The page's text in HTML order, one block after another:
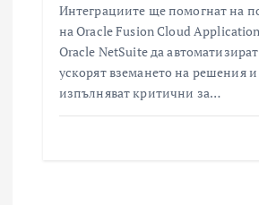
Интеграциите ще помогнат на
на Oracle Fusion Cloud
Oracle NetSuite да
ускорят вземането на решения и
изпълняват критични за…